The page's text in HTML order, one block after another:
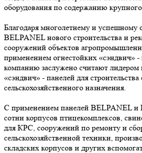
оборудования по содержанию крупного
Благодаря многолетнему и успешному
BELPANEL нового строительства и
сооружений объектов
применением огнестойких «сэндвич»
компанию заслужено считают лидером
«сэндвич» - панелей для строительства
сельскохозяйственного назначения.
С применением панелей BELPANEL и
сотни корпусов птицекомплексов,
для КРС, сооружений по ремонту и
сельскохозяйственной техники,
складских корпусов и других